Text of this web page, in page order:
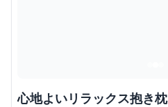
心地よいリラックス抱き枕